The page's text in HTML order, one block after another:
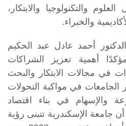
والتكنولوجيا والابتكار،
والخبراء.
أحمد عادل عبد الحكيم
أهمية تعزيز الشراكات
في مجالات الابتكار والبحث
الجامعات في مواكبة التحولات
والإسهام في بناء اقتصاد
جامعة الإسكندرية تتبنى رؤية